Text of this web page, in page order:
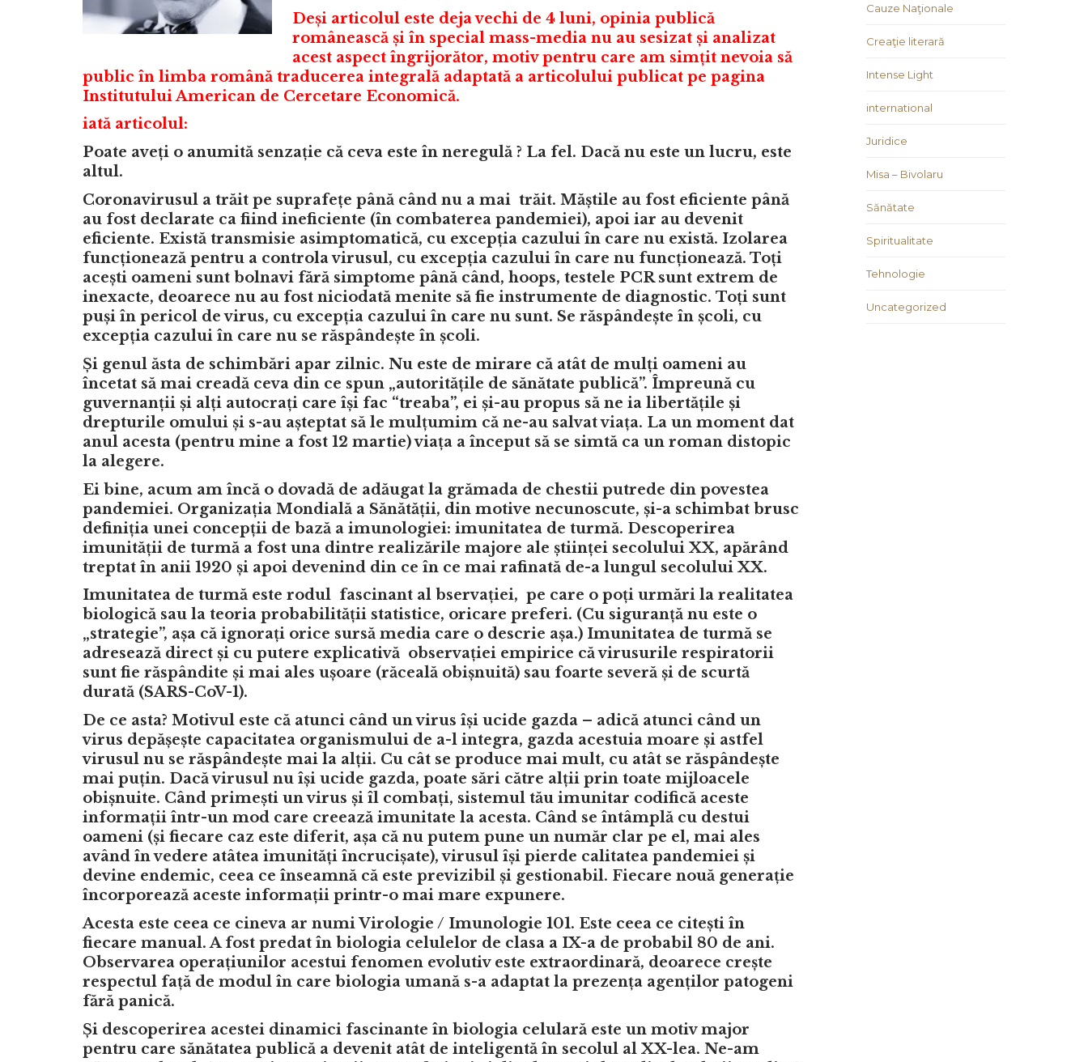
Deși articolul este deja vechi de 4 luni, opinia publică
românească și în special mass-media nu au sesizat și analizat
acest aspect îngrijorător, motiv pentru care am simțit nevoia să
public în limba română traducerea integrală adaptată a articolului publicat pe pagina
Institutului American de Cercetare Economică.
iată articolul:
Poate aveți o anumită senzație că ceva este în neregulă ? La fel. Dacă nu este un lucru, este
altul.
Coronavirusul a trăit pe suprafețe până când nu a mai trăit. Măștile au fost eficiente până
au fost declarate ca fiind ineficiente (în combaterea pandemiei), apoi iar au devenit
eficiente. Există transmisie asimptomatică, cu excepția cazului în care nu există. Izolarea
funcționează pentru a controla virusul, cu excepția cazului în care nu funcționează. Toți
acești oameni sunt bolnavi fără simptome până când, hoops, testele PCR sunt extrem de
inexacte, deoarece nu au fost niciodată menite să fie instrumente de diagnostic. Toți sunt
puși în pericol de virus, cu excepția cazului în care nu sunt. Se răspândește în școli, cu
excepția cazului în care nu se răspândește în școli.
Și genul ăsta de schimbări apar zilnic. Nu este de mirare că atât de mulți oameni au
încetat să mai creadă ceva din ce spun „autoritățile de sănătate publică”. Împreună cu
guvernanții și alți autocrați care își fac “treaba”, ei și-au propus să ne ia libertățile și
drepturile omului și s-au așteptat să le mulțumim că ne-au salvat viața. La un moment dat
anul acesta (pentru mine a fost 12 martie) viața a început să se simtă ca un roman distopic
la alegere.
Ei bine, acum am încă o dovadă de adăugat la grămada de chestii putrede din povestea
pandemiei. Organizația Mondială a Sănătății, din motive necunoscute, și-a schimbat brusc
definiția unei concepții de bază a imunologiei: imunitatea de turmă. Descoperirea
imunității de turmă a fost una dintre realizările majore ale științei secolului XX, apărând
treptat în anii 1920 și apoi devenind din ce în ce mai rafinată de-a lungul secolului XX.
Imunitatea de turmă este rodul fascinant al bservației, pe care o poți urmări la realitatea
biologică sau la teoria probabilității statistice, oricare preferi. (Cu siguranță nu este o
„strategie”, așa că ignorați orice sursă media care o descrie așa.) Imunitatea de turmă se
adresează direct și cu putere explicativă observației empirice că virusurile respiratorii
sunt fie răspândite și mai ales ușoare (răceală obișnuită) sau foarte severă și de scurtă
durată (SARS-CoV-1).
De ce asta? Motivul este că atunci când un virus își ucide gazda – adică atunci când un
virus depășește capacitatea organismului de a-l integra, gazda acestuia moare și astfel
virusul nu se răspândește mai la alții. Cu cât se produce mai mult, cu atât se răspândește
mai puțin. Dacă virusul nu își ucide gazda, poate sări către alții prin toate mijloacele
obișnuite. Când primești un virus și îl combați, sistemul tău imunitar codifică aceste
informații într-un mod care creează imunitate la acesta. Când se întâmplă cu destui
oameni (și fiecare caz este diferit, așa că nu putem pune un număr clar pe el, mai ales
având în vedere atâtea imunități încrucișate), virusul își pierde calitatea pandemiei și
devine endemic, ceea ce înseamnă că este previzibil și gestionabil. Fiecare nouă generație
încorporează aceste informații printr-o mai mare expunere.
Acesta este ceea ce cineva ar numi Virologie / Imunologie 101. Este ceea ce citești în
fiecare manual. A fost predat în biologia celulelor de clasa a IX-a de probabil 80 de ani.
Observarea operațiunilor acestui fenomen evolutiv este extraordinară, deoarece crește
respectul față de modul în care biologia umană s-a adaptat la prezența agenților patogeni
fără panică.
Și descoperirea acestei dinamici fascinante în biologia celulară este un motiv major
pentru care sănătatea publică a devenit atât de inteligentă în secolul al XX-lea. Ne-am
Cauze Naţionale
Creaţie literară
Intense Light
international
Juridice
Misa – Bivolaru
Sănătate
Spiritualitate
Tehnologie
Uncategorized